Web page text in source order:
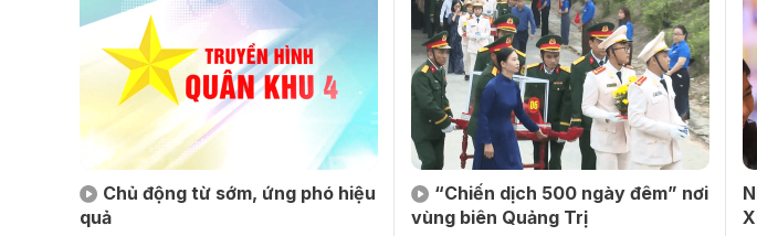
Chủ động từ sớm, ứng phó hiệu
quả
“Chiến dịch 500 ngày đêm” nơi
vùng biên Quảng Trị